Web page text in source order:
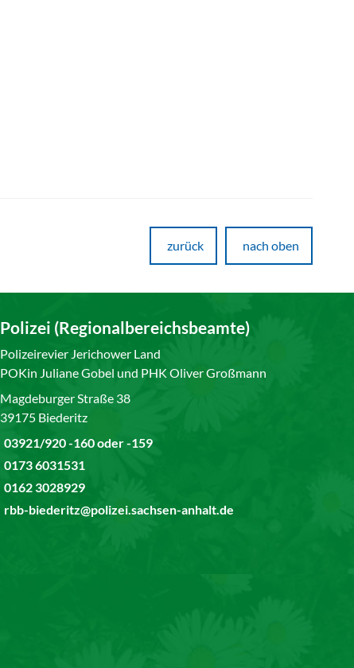
zurück nach oben
Polizei (Regionalbereichsbeamte)
Polizeirevier Jerichower Land
POKin Juliane Gobel und PHK Oliver Großmann
Magdeburger Straße 38
39175 Biederitz
03921/920 -160 oder -159
0173 6031531
0162 3028929
rbb-biederitz@polizei.sachsen-anhalt.de